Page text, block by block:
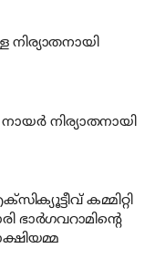
നിര്യാതനായി
നിര്യാതനായി
കമ്മിറ്റി
ഭാര്‍ഗവറാമിന്റെ